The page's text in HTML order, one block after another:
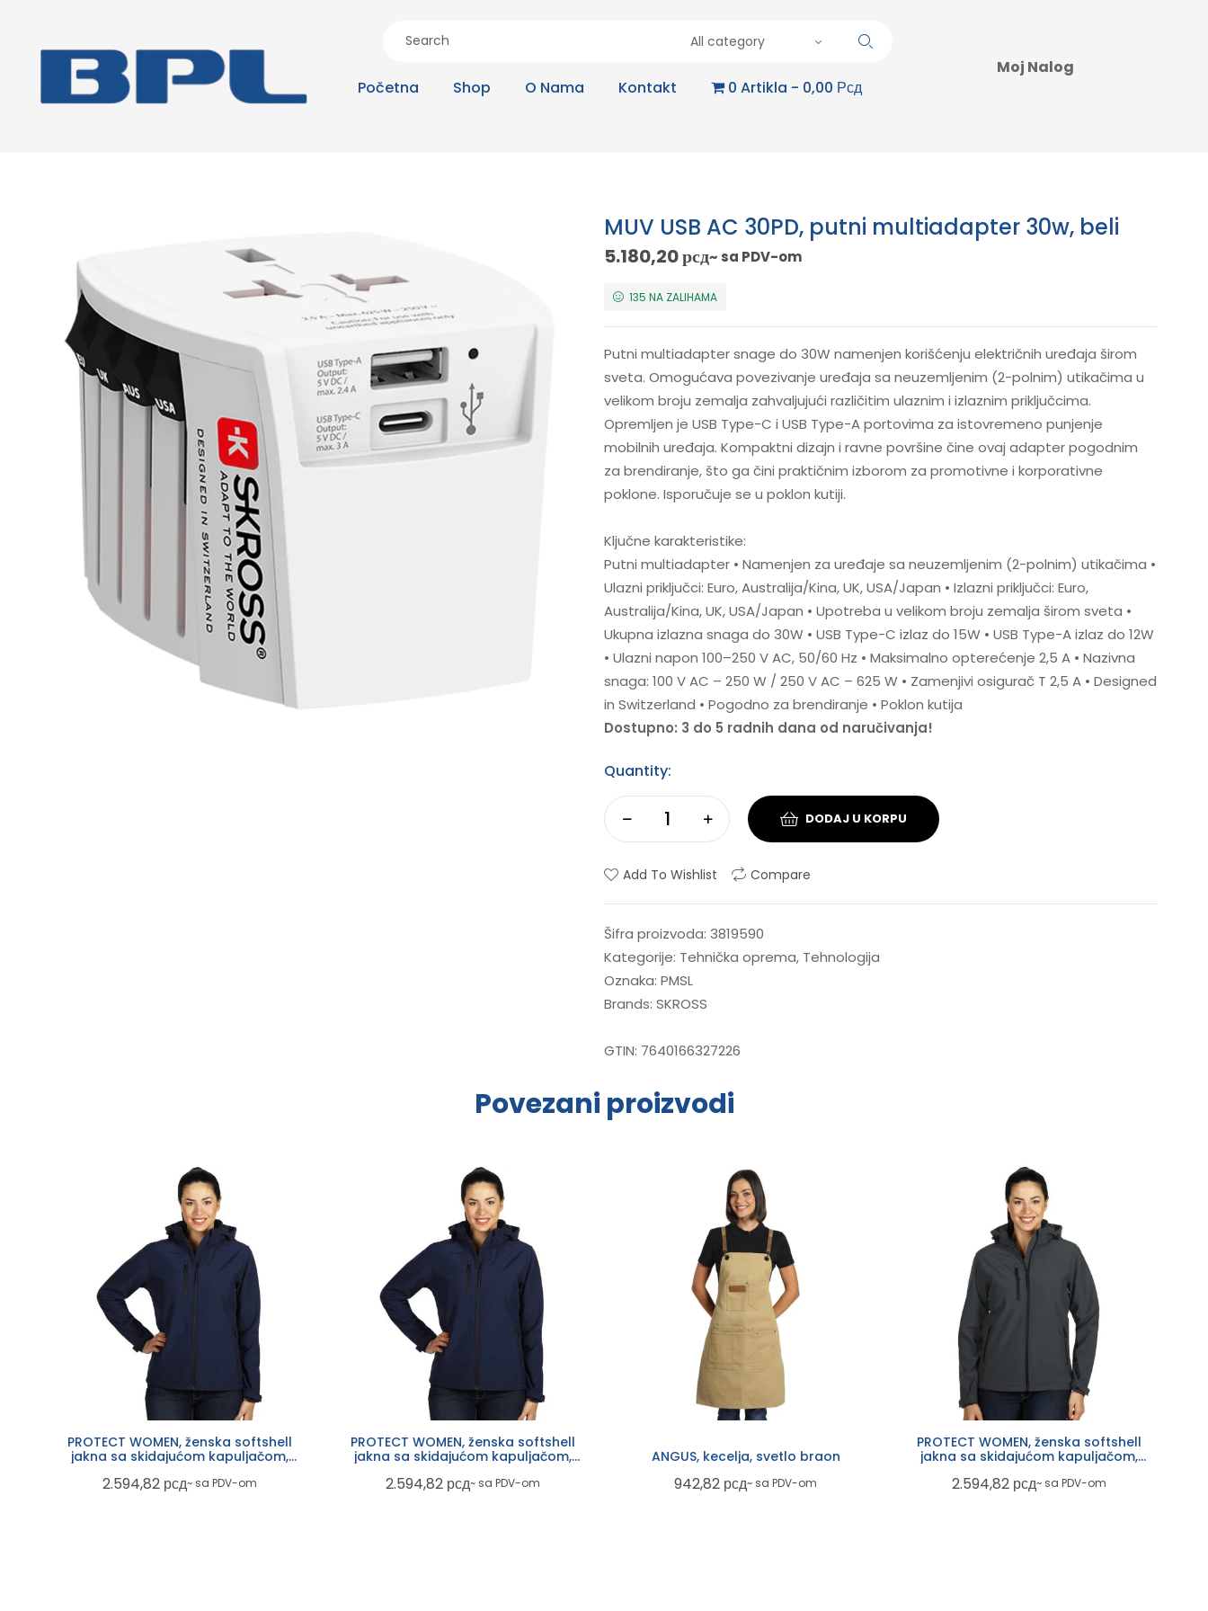
All category
Početna Shop O Nama Kontakt 0 Artikla 0,00 Рсд
Moj Nalog
MUV USB AC 30PD, putni multiadapter 30w, beli
5.180,20рсд~ sa PDV-om
135 NA ZALIHAMA
Putni multiadapter snage do 30W namenjen korišćenju električnih uređaja širom
sveta. Omogućava povezivanje uređaja sa neuzemljenim (2-polnim) utikačima u
velikom broju zemalja zahvaljujući različitim ulaznim i izlaznim priključcima.
Opremljen je USB Type-C i USB Type-A portovima za istovremeno punjenje
mobilnih uređaja. Kompaktni dizajn i ravne površine čine ovaj adapter pogodnim
za brendiranje, što ga čini praktičnim izborom za promotivne i korporativne
poklone. Isporučuje se u poklon kutiji.
Ključne karakteristike:
Putni multiadapter • Namenjen za uređaje sa neuzemljenim (2-polnim) utikačima •
Ulazni priključci: Euro, Australija/Kina, UK, USA/Japan • Izlazni priključci: Euro,
Australija/Kina, UK, USA/Japan • Upotreba u velikom broju zemalja širom sveta •
Ukupna izlazna snaga do 30W • USB Type-C izlaz do 15W • USB Type-A izlaz do 12W
• Ulazni napon 100–250 V AC, 50/60 Hz • Maksimalno opterećenje 2,5 A • Nazivna
snaga: 100 V AC – 250 W / 250 V AC – 625 W • Zamenjivi osigurač T 2,5 A • Designed
in Switzerland • Pogodno za brendiranje • Poklon kutija
Dostupno: 3 do 5 radnih dana od naručivanja!
Quantity:
DODAJ U KORPU
Add To Wishlist Compare
Šifra proizvoda: 3819590
Kategorije: Tehnička oprema, Tehnologija
Oznaka: PMSL
Brands: SKROSS
GTIN: 7640166327226
Povezani proizvodi
PROTECT WOMEN, ženska softshell
jakna sa skidajućom kapuljačom,
2.594,82 рсд~ sa PDV-om
PROTECT WOMEN, ženska softshell
jakna sa skidajućom kapuljačom,
2.594,82 рсд~ sa PDV-om
ANGUS, kecelja, svetlo braon
942,82 рсд~ sa PDV-om
PROTECT WOMEN, ženska softshell
jakna sa skidajućom kapuljačom,
2.594,82 рсд~ sa PDV-om